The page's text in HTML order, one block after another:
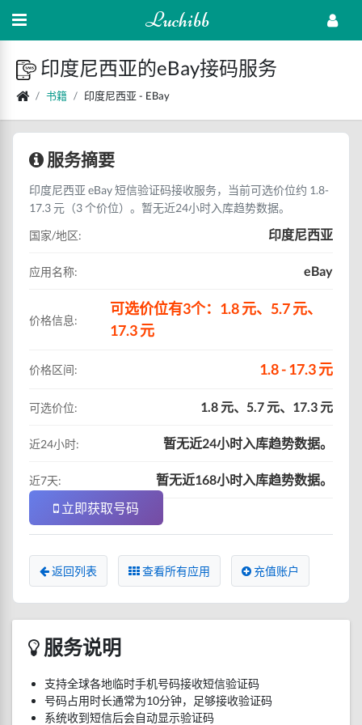
Luchibb
印度尼西亚的eBay接码服务
书籍 印度尼西亚 - EBay
服务摘要
印度尼西亚 eBay 短信验证码接收服务，当前可选价位约 1.8-
17.3 元（3 个价位）。暂无近24小时入库趋势数据。
国家/地区:
印度尼西亚
应用名称: eBay
价格信息:
可选价位有3个：1.8 元、5.7 元、
17.3 元
价格区间: 1.8 - 17.3 元
可选价位: 1.8 元、5.7 元、17.3 元
近24小时: 暂无近24小时入库趋势数据。
近7天:
暂无近168小时入库趋势数据。
立即获取号码
返回列表 查看所有应用 充值账户
服务说明
支持全球各地临时手机号码接收短信验证码
号码占用时长通常为10分钟，足够接收验证码
系统收到短信后会自动显示验证码